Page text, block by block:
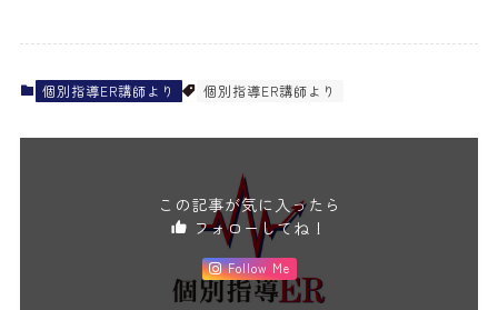
個別指導ER講師より 個別指導ER講師より
この記事が気に入ったら
フォローしてね！
Follow Me